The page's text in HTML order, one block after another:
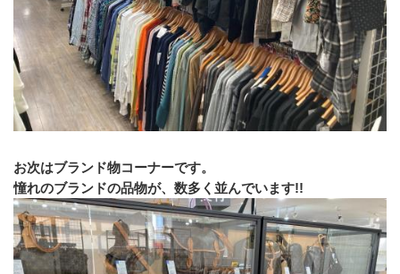
お次はブランド物コーナーです。
憧れのブランドの品物が、数多く並んでいます!!